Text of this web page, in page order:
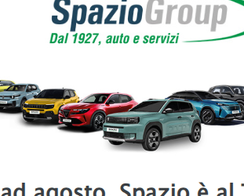
la leadership della
nostra Divisione
17 Giugno 2026